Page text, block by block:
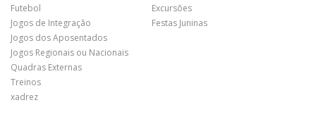
Futebol
Jogos de Integração
Jogos dos Aposentados
Jogos Regionais ou Nacionais
Quadras Externas
Treinos
xadrez
Excursões
Festas Juninas